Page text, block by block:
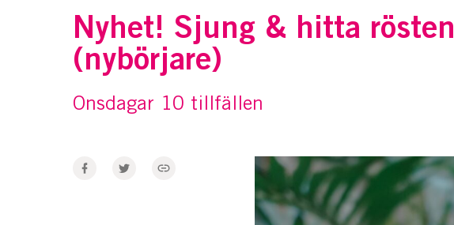
Nyhet! Sjung & hitta rösten
(nybörjare)
Onsdagar 10 tillfällen